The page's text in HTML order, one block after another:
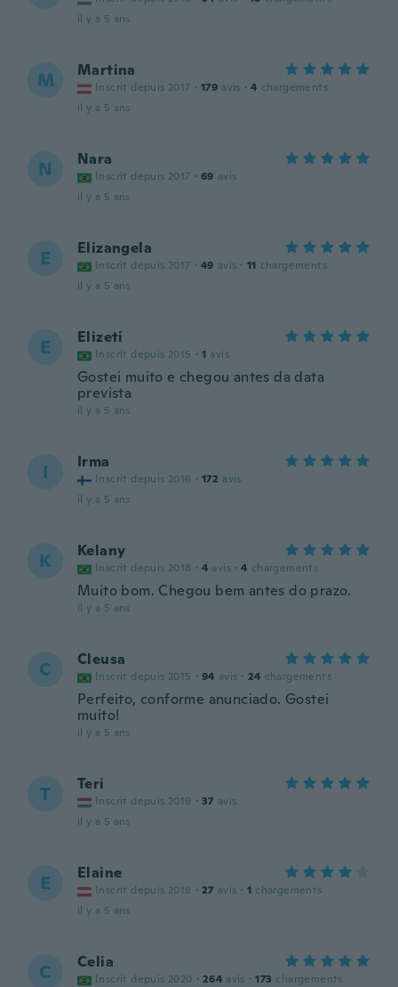
il y a 5 ans
M Martina
Inscrit depuis 2017 · 179 avis · 4 chargements
il y a 5 ans
N Nara
Inscrit depuis 2017 · 69 avis
il y a 5 ans
E Elizangela
Inscrit depuis 2017 · 49 avis · 11 chargements
il y a 5 ans
E Elizeti
Inscrit depuis 2015 · 1 avis
Gostei muito e chegou antes da data
prevista
il y a 5 ans
I Irma
Inscrit depuis 2016 · 172 avis
il y a 5 ans
K Kelany
Inscrit depuis 2018 · 4 avis · 4 chargements
Muito bom. Chegou bem antes do prazo.
il y a 5 ans
C Cleusa
Inscrit depuis 2015 · 94 avis · 24 chargements
Perfeito, conforme anunciado. Gostei
muito!
il y a 5 ans
T Teri
Inscrit depuis 2019 · 37 avis
il y a 5 ans
E Elaine
Inscrit depuis 2018 · 27 avis · 1 chargements
il y a 5 ans
C Celia
Inscrit depuis 2020 · 264 avis · 173 chargements